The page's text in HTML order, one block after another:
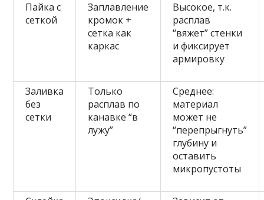
Пайка с
сеткой
Заплавление
кромок +
сетка как
каркас
Высокое, т.к.
расплав
“вяжет” стенки
и фиксирует
армировку
Заливка
без
сетки
Только
расплав по
канавке “в
лужу”
Среднее:
материал
может не
“перепрыгнуть”
глубину и
оставить
микропустоты